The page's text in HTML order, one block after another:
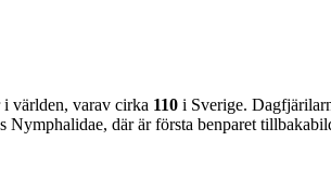
världen, varav cirka 110 i Sverige.
där är första benparet